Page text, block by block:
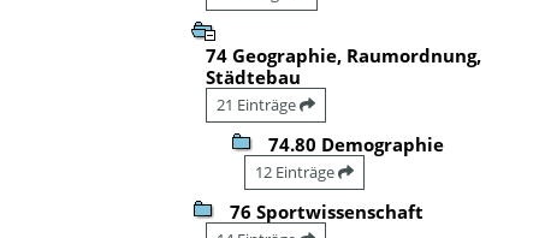
74 Geographie, Raumordnung,
Städtebau
21 Einträge
74.80 Demographie
12 Einträge
76 Sportwissenschaft